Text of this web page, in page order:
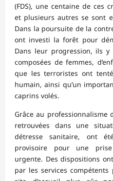
(FDS), une centaine de ces
et plusieurs autres se sont
Dans la poursuite de la
ont investi la forêt pour
Dans leur progression, ils
composées de femmes,
que les terroristes ont
humain, ainsi qu’un
caprins volés.
Grâce au professionnalisme
retrouvées dans une
détresse sanitaire, ont
provisoire pour une
urgente. Des dispositions
par les services